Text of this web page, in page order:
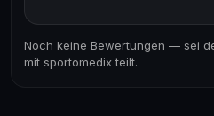
Noch keine Bewertungen — sei
mit sportomedix teilt.